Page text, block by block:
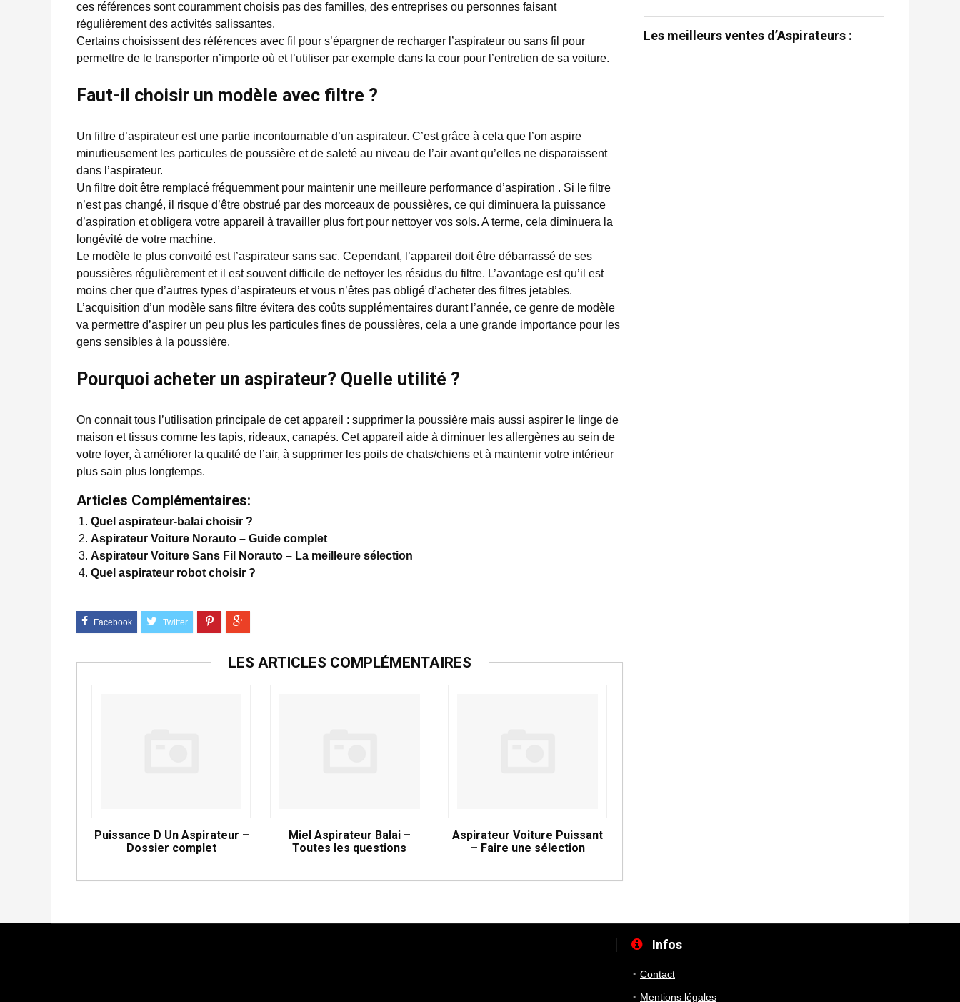
ces références sont couramment choisis pas des familles, des entreprises ou personnes faisant
régulièrement des activités salissantes.
Certains choisissent des références avec fil pour s’épargner de recharger l’aspirateur ou sans fil pour
permettre de le transporter n’importe où et l’utiliser par exemple dans la cour pour l’entretien de sa voiture.
Faut-il choisir un modèle avec filtre ?
Un filtre d’aspirateur est une partie incontournable d’un aspirateur. C’est grâce à cela que l’on aspire
minutieusement les particules de poussière et de saleté au niveau de l’air avant qu’elles ne disparaissent
dans l’aspirateur.
Un filtre doit être remplacé fréquemment pour maintenir une meilleure performance d’aspiration . Si le filtre
n’est pas changé, il risque d’être obstrué par des morceaux de poussières, ce qui diminuera la puissance
d’aspiration et obligera votre appareil à travailler plus fort pour nettoyer vos sols. A terme, cela diminuera la
longévité de votre machine.
Le modèle le plus convoité est l’aspirateur sans sac. Cependant, l’appareil doit être débarrassé de ses
poussières régulièrement et il est souvent difficile de nettoyer les résidus du filtre. L’avantage est qu’il est
moins cher que d’autres types d’aspirateurs et vous n’êtes pas obligé d’acheter des filtres jetables.
L’acquisition d’un modèle sans filtre évitera des coûts supplémentaires durant l’année, ce genre de modèle
va permettre d’aspirer un peu plus les particules fines de poussières, cela a une grande importance pour les
gens sensibles à la poussière.
Pourquoi acheter un aspirateur? Quelle utilité ?
On connait tous l’utilisation principale de cet appareil : supprimer la poussière mais aussi aspirer le linge de
maison et tissus comme les tapis, rideaux, canapés. Cet appareil aide à diminuer les allergènes au sein de
votre foyer, à améliorer la qualité de l’air, à supprimer les poils de chats/chiens et à maintenir votre intérieur
plus sain plus longtemps.
Articles Complémentaires:
Quel aspirateur-balai choisir ?
Aspirateur Voiture Norauto – Guide complet
Aspirateur Voiture Sans Fil Norauto – La meilleure sélection
Quel aspirateur robot choisir ?
LES ARTICLES COMPLÉMENTAIRES
Puissance D Un Aspirateur –
Dossier complet
Miel Aspirateur Balai –
Toutes les questions
Aspirateur Voiture Puissant
– Faire une sélection
Les meilleurs ventes d’Aspirateurs :
Infos
Contact
Mentions légales